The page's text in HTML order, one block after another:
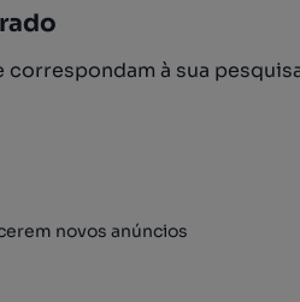
à sua
novos anúncios